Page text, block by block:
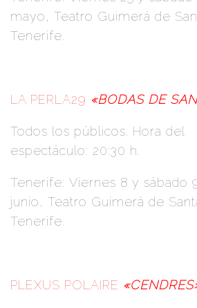
mayo, Teatro Guimerá de
Tenerife.
LA PERLA29 «BODAS DE
Todos los públicos. Hora del
espectáculo: 20:30 h.
Tenerife: Viernes 8 y sábado
junio, Teatro Guimerá de
Tenerife.
PLEXUS POLAIRE